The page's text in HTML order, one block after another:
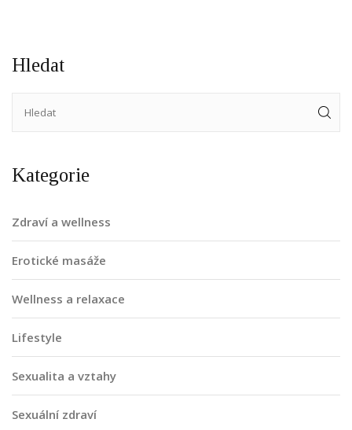
Hledat
Kategorie
Zdraví a wellness
Erotické masáže
Wellness a relaxace
Lifestyle
Sexualita a vztahy
Sexuální zdraví